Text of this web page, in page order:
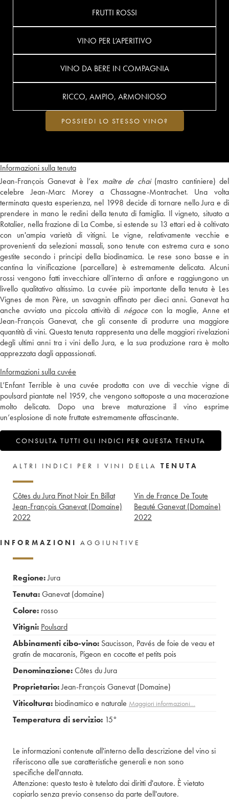
Informazioni sulla tenuta
Jean-François Ganevat è l’ex maître de chai(mastro cantiniere) del
celebre Jean-Marc Morey a Chassagne-Montrachet. Una volta
terminata questa esperienza, nel 1998 decide di tornare nello Jura e di
prendere in mano le redini della tenuta di famiglia. Il vigneto, situato a
Rotalier, nella frazione di La Combe, si estende su 13 ettari ed è coltivato
con un'ampia varietà di vitigni. Le vigne, relativamente vecchie e
provenienti da selezioni massali, sono tenute con estrema cura e sono
gestite secondo i principi della biodinamica. Le rese sono basse e in
cantina la vinificazione (parcellare) è estremamente delicata. Alcuni
rossi vengono fatti invecchiare all’interno di anfore e raggiungono un
livello qualitativo altissimo. La cuvée più importante della tenuta è Les
Vignes de mon Père, un savagnin affinato per dieci anni. Ganevat ha
anche avviato una piccola attività di négocecon la moglie, Anne et
Jean-François Ganevat, che gli consente di produrre una maggiore
quantità di vini. Questa tenuta rappresenta una delle maggiori rivelazioni
degli ultimi anni tra i vini dello Jura, e la sua produzione rara è molto
apprezzata dagli appassionati.
Informazioni sulla cuvée
L’Enfant Terrible è una cuvée prodotta con uve di vecchie vigne di
poulsard piantate nel 1959, che vengono sottoposte a una macerazione
molto delicata. Dopo una breve maturazione il vino esprime
un’esplosione di note fruttate estremamente affascinante.
CONSULTA TUTTI GLI INDICI PER QUESTA TENUTA
FRUTTI ROSSI
VINO PER L’APERITIVO
VINO DA BERE IN COMPAGNIA
RICCO, AMPIO, ARMONIOSO
POSSIEDI LO STESSO VINO?
ALTRI INDICI PER I VINI DELLA TENUTA
Côtes du Jura Pinot Noir En Billat
Jean-François Ganevat (Domaine)
2022
Vin de France De Toute
Beauté Ganevat (Domaine)
2022
INFORMAZIONI AGGIUNTIVE
Regione:Jura
Tenuta:Ganevat (domaine)
Colore: rosso
Vitigni: Poulsard
Abbinamenti cibo-vino: Saucisson, Pavés de foie de veau et
gratin de macaronis, Pigeon en cocotte et petits pois
Denominazione:Côtes du Jura
Proprietario:Jean-François Ganevat (Domaine)
Viticoltura: biodinamico e naturale Maggiori informazioni…
Temperatura di servizio: 15°
Le informazioni contenute all'interno della descrizione del vino si
riferiscono alle sue caratteristiche generali e non sono
specifiche dell'annata.
Attenzione: questo testo è tutelato dai diritti d'autore. È vietato
copiarlo senza previo consenso da parte dell'autore.